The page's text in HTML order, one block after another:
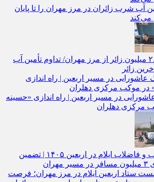
آب شرب زائران در مرز مهران را تا پایان
می‌کند
تردد بیش از ۲.۵ میلیون زائر از مرز مهران/ تداوم تأمین آب
زائر
در مسیر اربعین | راه‌ اندازی «حسینه
مرکزی دهلران
تلاش جهادی آب و فاضلاب ایلام در اربعین ۱۴۰۵ | تضمین